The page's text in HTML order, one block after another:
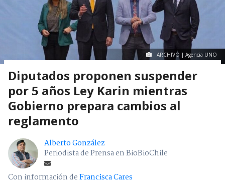
ARCHIVO | Agencia UNO
Diputados proponen suspender
por 5 años Ley Karin mientras
Gobierno prepara cambios al
reglamento
Alberto González
Periodista de Prensa en BioBioChile
Con información deFrancisca Cares